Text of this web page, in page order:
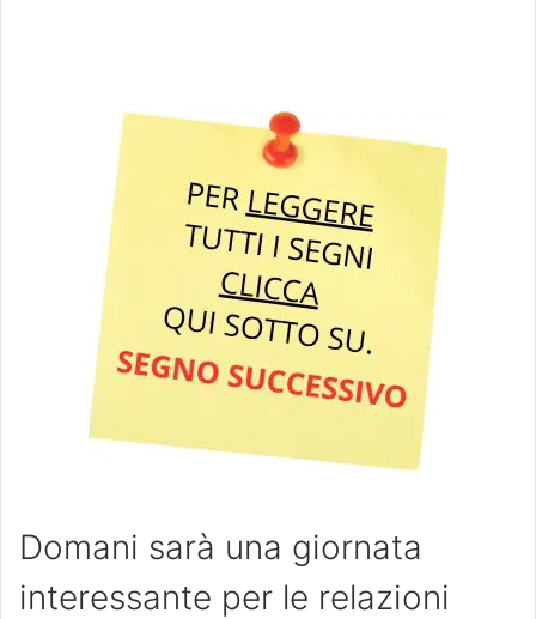
Domani sarà una giornata
interessante per le relazioni